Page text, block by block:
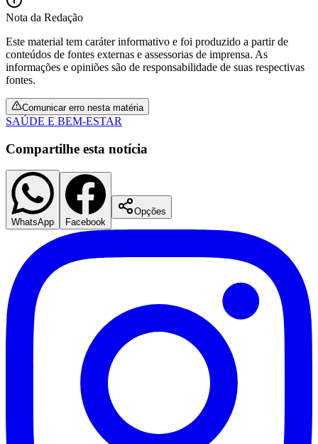
Fluminense
Nota da Redação
Este material tem caráter informativo e foi produzido a partir de
conteúdos de fontes externas e assessorias de imprensa. As
informações e opiniões são de responsabilidade de suas respectivas
fontes.
Comunicar erro nesta matéria
SAÚDE E BEM-ESTAR
Compartilhe esta notícia
WhatsApp Facebook
Opções